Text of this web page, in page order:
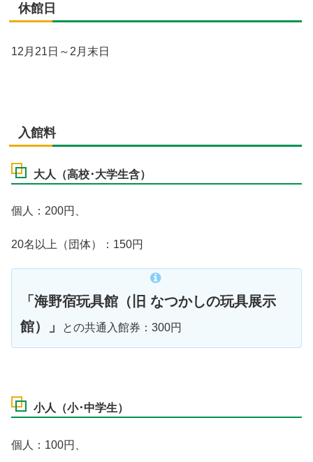
休館日
12月21日～2月末日
入館料
大人（高校･大学生含）
個人：200円、
20名以上（団体）：150円
「海野宿玩具館（旧 なつかしの玩具展示
館）」
との共通入館券：300円
小人（小･中学生）
個人：100円、